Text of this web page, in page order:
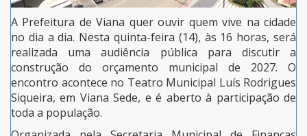
A Prefeitura de Viana quer ouvir quem vive na cidade
no dia a dia. Nesta quinta-feira (14), às 16 horas, será
realizada uma audiência pública para discutir a
construção do orçamento municipal de 2027. O
encontro acontece no Teatro Municipal Luís Rodrigues
Siqueira, em Viana Sede, e é aberto à participação de
toda a população.